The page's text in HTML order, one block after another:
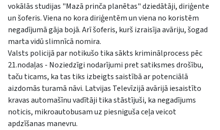
vokālās studijas "Mazā prinča planētas" dziedātāji, diriģente
un šoferis. Viena no kora diriģentēm un viena no koristēm
negadījumā gāja bojā. Arī šoferis, kurš izraisīja avāriju, šogad
marta vidū slimnīcā nomira.
Valsts policijā par notikušo tika sākts kriminālprocess pēc
21.nodaļas - Noziedzīgi nodarījumi pret satiksmes drošību,
taču ticams, ka tas tiks izbeigts saistībā ar potenciālā
aizdomās turamā nāvi. Latvijas Televīzijā avārijā iesaistīto
kravas automašīnu vadītāji tika stāstījuši, ka negadījums
noticis, mikroautobusam uz piesniguša ceļa veicot
apdzīšanas manevru.